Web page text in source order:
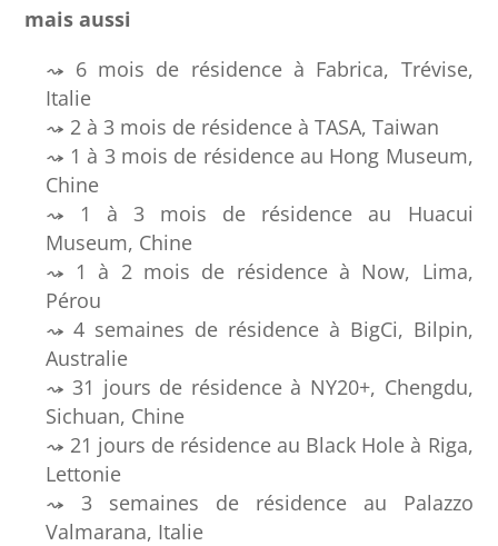
mais aussi
6 mois de résidence à Fabrica, Trévise,
Italie
2 à 3 mois de résidence à TASA, Taiwan
1 à 3 mois de résidence au Hong Museum,
Chine
1 à 3 mois de résidence au Huacui
Museum, Chine
1 à 2 mois de résidence à Now, Lima,
Pérou
4 semaines de résidence à BigCi, Bilpin,
Australie
31 jours de résidence à NY20+, Chengdu,
Sichuan, Chine
21 jours de résidence au Black Hole à Riga,
Lettonie
3 semaines de résidence au Palazzo
Valmarana, Italie